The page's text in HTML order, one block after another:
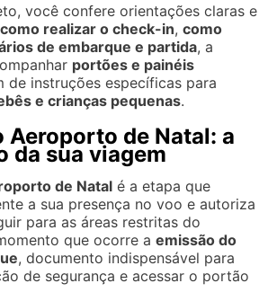
você confere orientações claras e
como realizar o check-in,como
de embarque e partida, a
portões e painéis
de instruções específicas para
e crianças pequenas.
Aeroporto de Natal: a
da sua viagem
de Natal é a etapa que
a sua presença no voo e autoriza
para as áreas restritas do
que ocorre aemissão do
, documento indispensável para
de segurança e acessar o portão